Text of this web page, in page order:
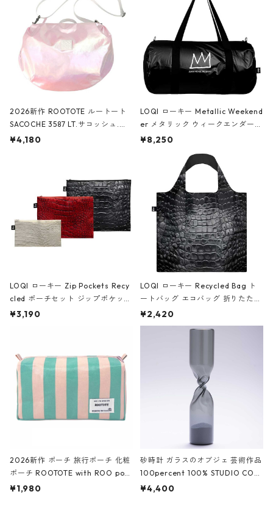
2026新作 ROOTOTE ルートート
SACOCHE 3587 LT.サコッシュ.ル
ミエ-B ショルダーバッグ グロスピ
¥4,180
LOQI ローキー Metallic Weekend
er メタリック ウィークエンダー
ボストンバッグ ショルダーバッグ
Black ジャン=ミッシェル・バスキ
ア/クラウン ブラック
¥8,250
LOQI ローキー Zip Pockets Recy
cled ポーチセット ジップポケット
ファスナーポーチ 撥水加工 トラベ
ーガンディー、オフホワイト
¥3,190
LOQI ローキー Recycled Bag ト
ートバッグ エコバッグ 折りたたみ
大きめ 撥水加工 収納ポーチ CRO
CODILE/Black クロコダイル/ブラ
¥2,420
2026新作 ポーチ 旅行ポーチ 化粧
ポーチ ROOTOTE with ROO pou
ch 3532 ルートート WR.ポーチ.ラ
¥1,980
砂時計 ガラスのオブジェ 芸術作品
100percent 100% STUDIO COH
AKU Timeless 100パーセント ス
¥4,400